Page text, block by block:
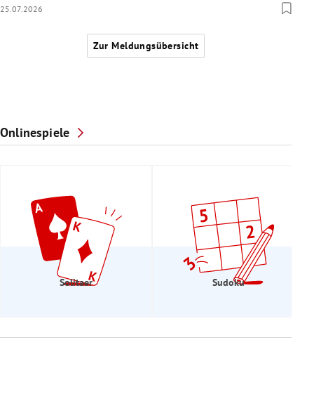
25.07.2026
Zur Meldungsübersicht
Onlinespiele
Solitaer Sudoku